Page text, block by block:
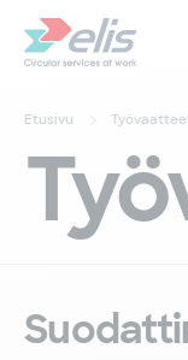
Etusivu